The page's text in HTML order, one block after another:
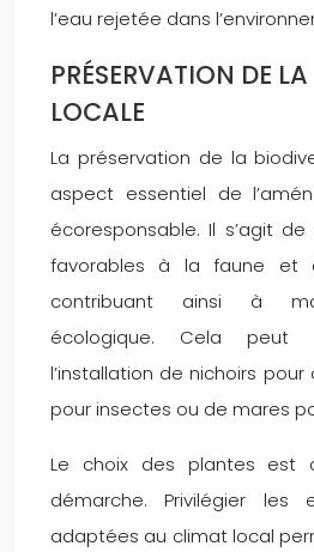
l’eau rejetée dans
PRÉSERVATION DE
LOCALE
La préservation de la
aspect essentiel de
écoresponsable. Il s’agit
favorables à la faune et
contribuant ainsi à
écologique. Cela
l’installation de nichoirs
pour insectes ou de mares
Le choix des plantes est
démarche. Privilégier les
adaptées au climat local